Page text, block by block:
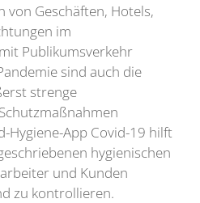
von Geschäften, Hotels,
im
Publikumsverkehr
sind auch die
strenge
Hygiene-App Covid-19 hilft
hygienischen
und Kunden
zu kontrollieren.